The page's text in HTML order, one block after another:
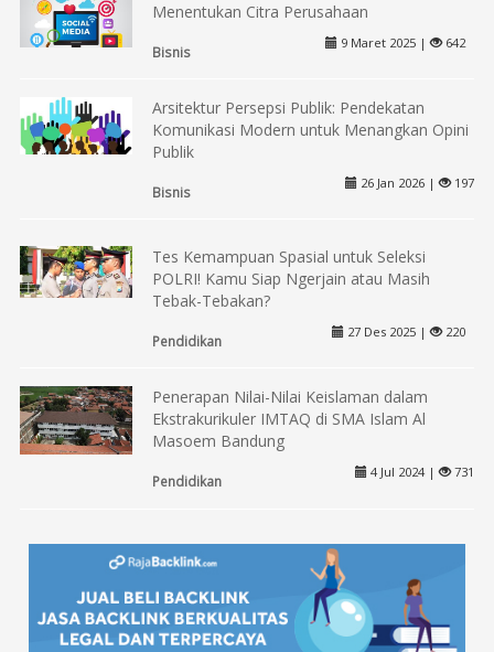
Menentukan Citra Perusahaan
Bisnis
9 Maret 2025 | 642
Arsitektur Persepsi Publik: Pendekatan
Komunikasi Modern untuk Menangkan Opini
Publik
Bisnis
26 Jan 2026 | 197
Tes Kemampuan Spasial untuk Seleksi
POLRI! Kamu Siap Ngerjain atau Masih
Tebak-Tebakan?
Pendidikan
27 Des 2025 | 220
Penerapan Nilai-Nilai Keislaman dalam
Ekstrakurikuler IMTAQ di SMA Islam Al
Masoem Bandung
Pendidikan
4 Jul 2024 | 731